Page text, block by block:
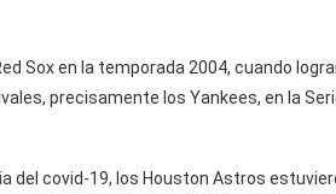
Sox en la temporada 2004, cuando
precisamente los Yankees, en la
del covid-19, los Houston Astros